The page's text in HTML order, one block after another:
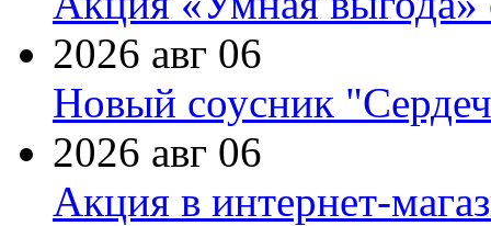
2026 авг 06
Новый соусник
2026 авг 06
Акция в интернет-